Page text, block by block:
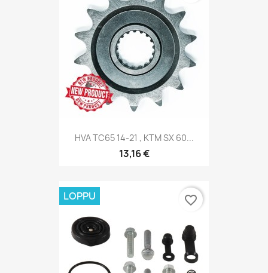
HVA TC65 14-21 , KTM SX 60...
13,16 €
LOPPU favorite_border